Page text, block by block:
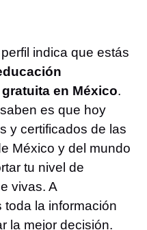
indica que estás
en México.
es que hoy
y certificados de las
México y del mundo
tu nivel de
vivas. A
la información
la mejor decisión.